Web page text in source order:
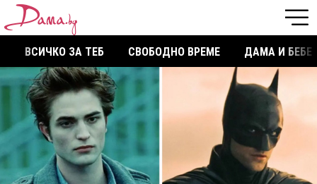
ВСИЧКО ЗА ТЕБ СВОБОДНО ВРЕМЕ ДАМА И БЕБЕ